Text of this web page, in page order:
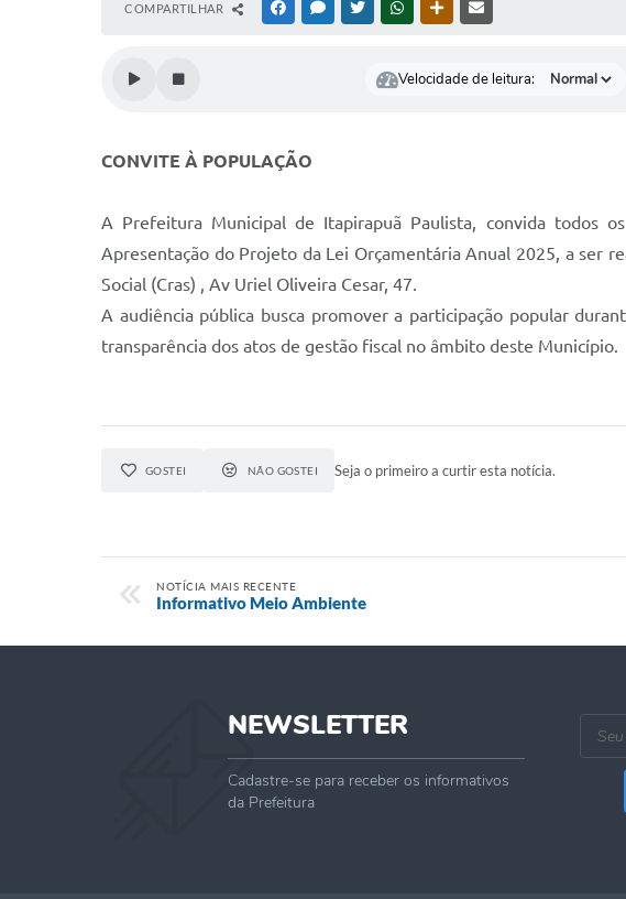
COMPARTILHAR FACEBOOKMESSENGER
TWITTERWHATSAPPOUTRAS MÍDIAS
Velocidade de leitura:
CONVITE À POPULAÇÃO
A Prefeitura Municipal de Itapirapuã Paulista, convida todos
Apresentação do Projeto da Lei Orçamentária Anual 2025, a ser
Social (Cras) , Av Uriel Oliveira Cesar, 47.
A audiência pública busca promover a participação popular
transparência dos atos de gestão fiscal no âmbito deste Município.
GOSTEI NÃO GOSTEI Seja o primeiro a curtir esta notícia.
NOTÍCIA MAIS RECENTE
Informativo Meio Ambiente
NEWSLETTER
Cadastre-se para receber os informativos
da Prefeitura